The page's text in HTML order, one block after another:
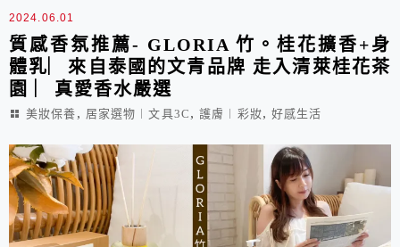
擴香
2024.06.01
質感香氛推薦- GLORIA 竹。桂花擴香+身
體乳︳來自泰國的文青品牌 走入清萊桂花茶
園 ︳真愛香水嚴選
美妝保養 , 居家選物︱文具3C ,護膚︱彩妝,好感生活